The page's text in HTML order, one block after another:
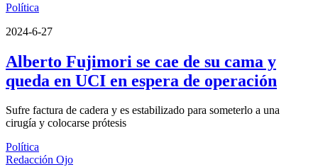
Política
2024-6-27
Alberto Fujimori se cae de su cama y
queda en UCI en espera de operación
Sufre factura de cadera y es estabilizado para someterlo a una
cirugía y colocarse prótesis
Política
Redacción Ojo